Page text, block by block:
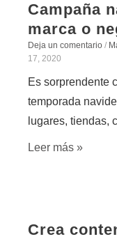
Campaña
marca o
Deja un comentario /
17, 2020
Es sorprendente
temporada
lugares, tiendas,
Leer más »
Crea